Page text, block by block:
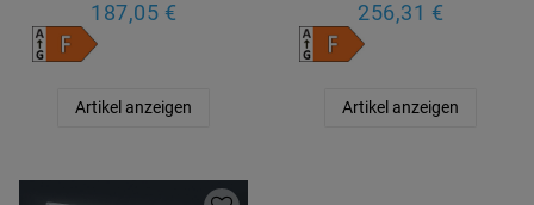
187,05 €
Artikel anzeigen
256,31 €
Artikel anzeigen